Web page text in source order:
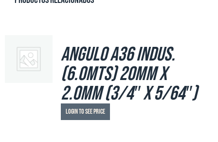
Angulo A36 Indus.
(6.0mts) 20mm x
2.0mm (3/4″ x 5/64″)
Login to see price